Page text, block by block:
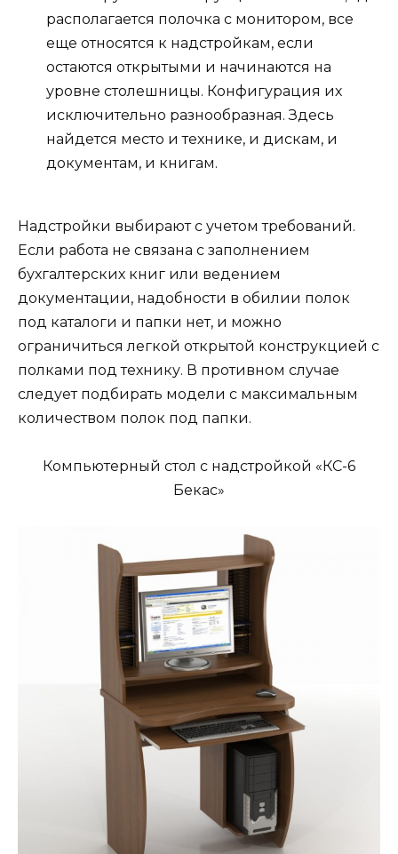
располагается полочка с монитором, все
еще относятся к надстройкам, если
остаются открытыми и начинаются на
уровне столешницы. Конфигурация их
исключительно разнообразная. Здесь
найдется место и технике, и дискам, и
документам, и книгам.
Надстройки выбирают с учетом требований.
Если работа не связана с заполнением
бухгалтерских книг или ведением
документации, надобности в обилии полок
под каталоги и папки нет, и можно
ограничиться легкой открытой конструкцией с
полками под технику. В противном случае
следует подбирать модели с максимальным
количеством полок под папки.
Компьютерный стол с надстройкой «КС-6
Бекас»